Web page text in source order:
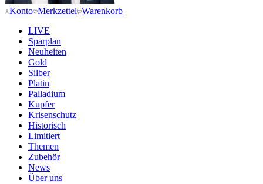
Konto Merkzettel Warenkorb
LIVE
Sparplan
Neuheiten
Gold
Silber
Platin
Palladium
Kupfer
Krisenschutz
Historisch
Limitiert
Themen
Zubehör
News
Über uns